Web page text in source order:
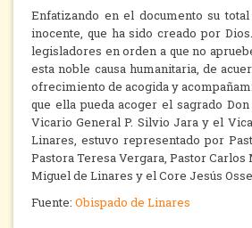
Enfatizando en el documento su
inocente, que ha sido creado por
legisladores en orden a que no
esta noble causa humanitaria, de
ofrecimiento de acogida y
que ella pueda acoger el sagrado
Vicario General P. Silvio Jara y el
Linares, estuvo representado por
Pastora Teresa Vergara, Pastor
Miguel de Linares y el Core Jesús
Fuente: Obispado de Linares